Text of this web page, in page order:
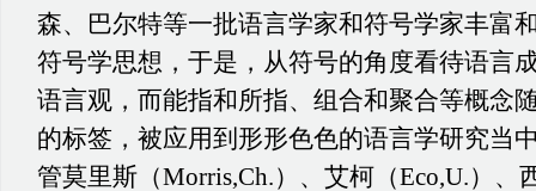
森、巴尔特等一批语言学家和符号学家丰富
符号学思想，于是，从符号的角度看待语言
语言观，而能指和所指、组合和聚合等概念
的标签，被应用到形形色色的语言学研究当
管莫里斯（Morris,Ch.）、艾柯（Eco,U.）、